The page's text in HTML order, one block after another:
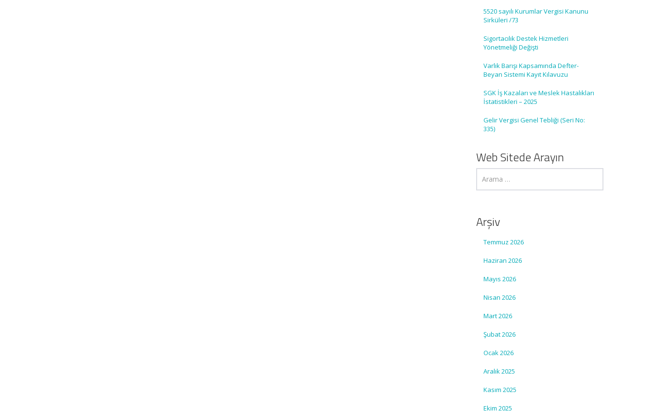
5520 sayılı Kurumlar Vergisi Kanunu
Sirküleri /73
Sigortacılık Destek Hizmetleri
Yönetmeliği Değişti
Varlık Barışı Kapsamında Defter-
Beyan Sistemi Kayıt Kılavuzu
SGK İş Kazaları ve Meslek Hastalıkları
İstatistikleri – 2025
Gelir Vergisi Genel Tebliği (Seri No:
335)
Web Sitede Arayın
Arşiv
Temmuz 2026
Haziran 2026
Mayıs 2026
Nisan 2026
Mart 2026
Şubat 2026
Ocak 2026
Aralık 2025
Kasım 2025
Ekim 2025